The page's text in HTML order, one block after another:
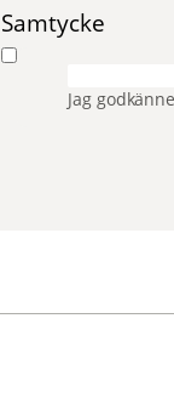
Samtycke
Jag